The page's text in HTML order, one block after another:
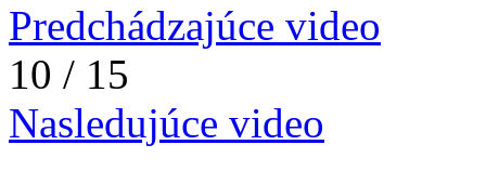
Predchádzajúce video
10 / 15
Nasledujúce video